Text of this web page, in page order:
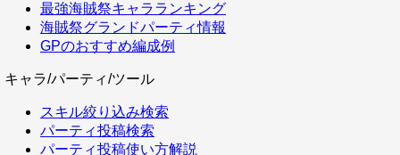
最強海賊祭キャラランキング
海賊祭グランドパーティ情報
GPのおすすめ編成例
キャラ/パーティ/ツール
スキル絞り込み検索
パーティ投稿検索
パーティ投稿使い方解説